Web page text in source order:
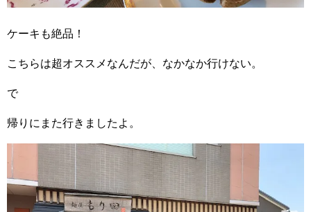
ケーキも絶品！
こちらは超オススメなんだが、なかなか行けない。
で
帰りにまた行きましたよ。